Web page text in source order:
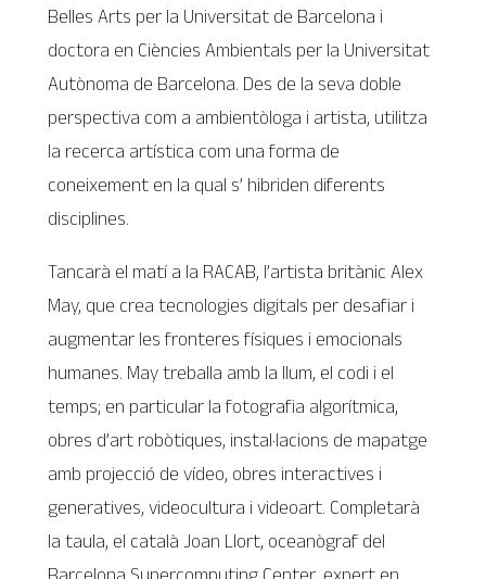
Belles Arts per la Universitat de Barcelona i
doctora en Ciències Ambientals per la Universitat
Autònoma de Barcelona. Des de la seva doble
perspectiva com a ambientòloga i artista, utilitza
la recerca artística com una forma de
coneixement en la qual s’ hibriden diferents
disciplines.
Tancarà el matí a la RACAB, l’artista britànic Alex
May, que crea tecnologies digitals per desafiar i
augmentar les fronteres físiques i emocionals
humanes. May treballa amb la llum, el codi i el
temps; en particular la fotografia algorítmica,
obres d’art robòtiques, instal·lacions de mapatge
amb projecció de vídeo, obres interactives i
generatives, videocultura i videoart. Completarà
la taula, el català Joan Llort, oceanògraf del
Barcelona Supercomputing Center, expert en